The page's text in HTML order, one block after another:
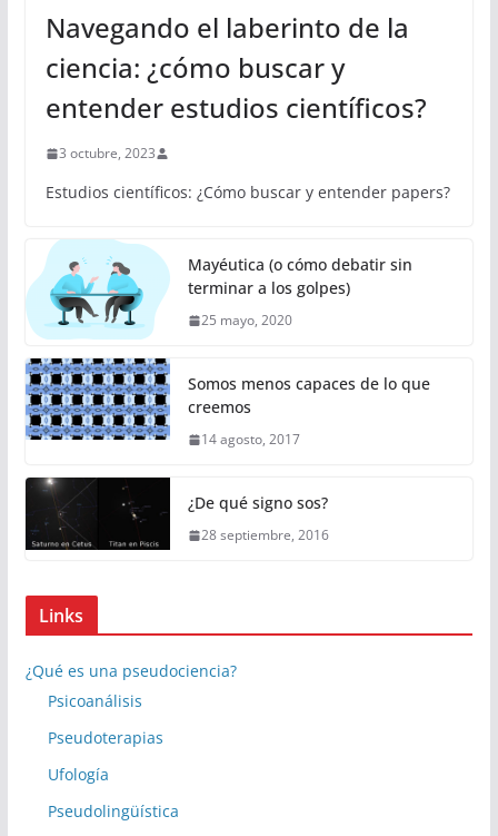
Navegando el laberinto de la
ciencia: ¿cómo buscar y
entender estudios científicos?
3 octubre, 2023
Estudios científicos: ¿Cómo buscar y entender papers?
Mayéutica (o cómo debatir sin
terminar a los golpes)
25 mayo, 2020
Somos menos capaces de lo que
creemos
14 agosto, 2017
¿De qué signo sos?
28 septiembre, 2016
Links
¿Qué es una pseudociencia?
Psicoanálisis
Pseudoterapias
Ufología
Pseudolingüística